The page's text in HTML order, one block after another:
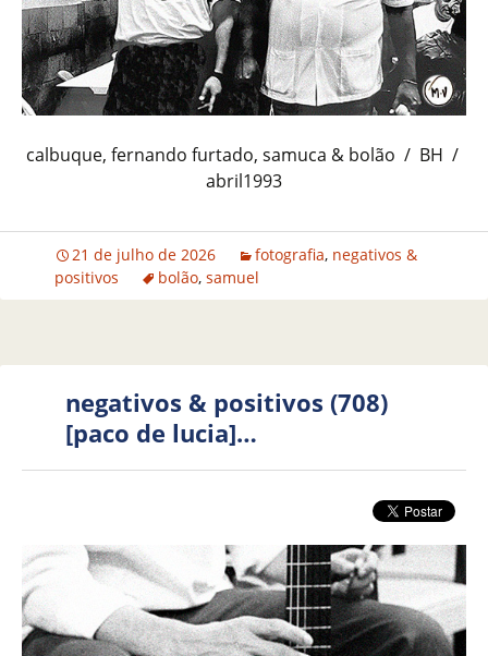
calbuque, fernando furtado, samuca & bolão / BH /
abril1993
21 de julho de 2026 fotografia, negativos &
positivos
bolão, samuel
negativos & positivos (708)
[paco de lucia]…